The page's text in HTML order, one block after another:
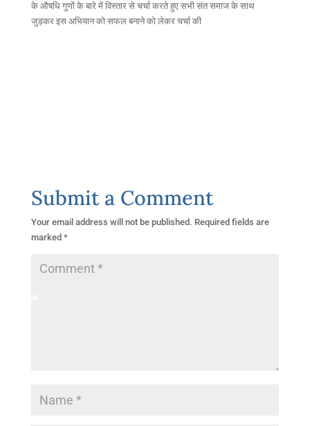
के औषधि गुणों के बारे में विस्तार से चर्चा करते हुए सभी संत समाज के साथ
जुड़कर इस अभियान को सफल बनाने को लेकर चर्चा की
Submit a Comment
Your email address will not be published. Required fields are
marked *